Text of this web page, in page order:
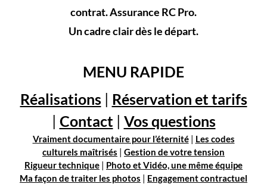
contrat. Assurance RC Pro.
Un cadre clair dès le départ.
MENU RAPIDE
Réalisations | Réservation et tarifs
| Contact | Vos questions
Vraiment documentaire pour l’éternité| Les codes
culturels maîtrisés | Gestion de votre tension
Rigueur technique | Photo et Vidéo, une même équipe
Ma façon de traiter les photos | Engagement contractuel